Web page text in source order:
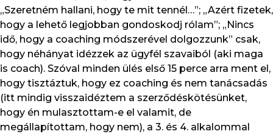
„Szeretném hallani, hogy te mit tennél…”; „Azért fizetek,
hogy a lehető legjobban gondoskodj rólam”; „Nincs
idő, hogy a coaching módszerével dolgozzunk” csak,
hogy néhányat idézzek az ügyfél szavaiból (aki maga
is coach). Szóval minden ülés első 15 perce arra ment el,
hogy tisztáztuk, hogy ez coaching és nem tanácsadás
(itt mindig visszaidéztem a szerződéskötésünket,
hogy én mulasztottam-e el valamit, de
megállapítottam, hogy nem), a 3. és 4. alkalommal